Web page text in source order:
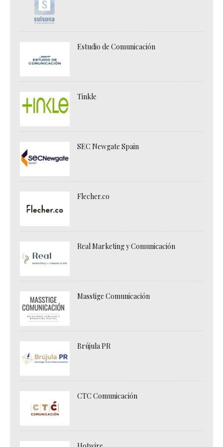
Estudio de Comunicación
Tinkle
SEC Newgate Spain
Flecher.co
Real Marketing y Comunicación
Masstige Comunicación
Brújula PR
CTC Comunicación